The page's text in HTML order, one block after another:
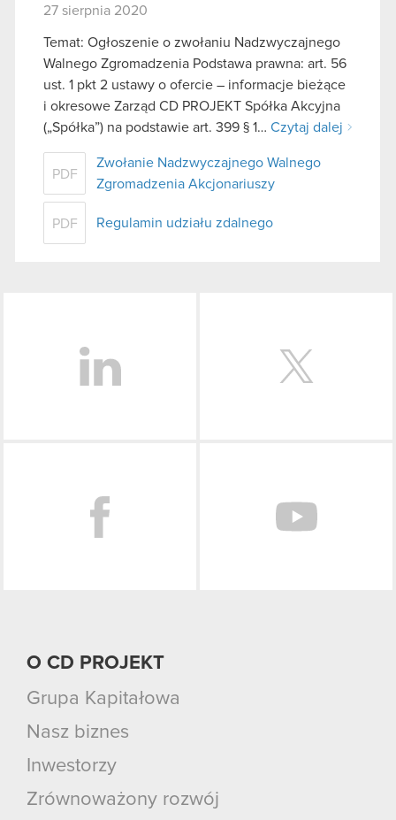
27 sierpnia 2020
Temat: Ogłoszenie o zwołaniu Nadzwyczajnego
Walnego Zgromadzenia Podstawa prawna: art. 56
ust. 1 pkt 2 ustawy o ofercie – informacje bieżące
i okresowe Zarząd CD PROJEKT Spółka Akcyjna
(„Spółka”) na podstawie art. 399 § 1… Czytaj dalej
PDF
Zwołanie Nadzwyczajnego Walnego
Zgromadzenia Akcjonariuszy
PDF Regulamin udziału zdalnego
O CD PROJEKT
Grupa Kapitałowa
Nasz biznes
Inwestorzy
Zrównoważony rozwój